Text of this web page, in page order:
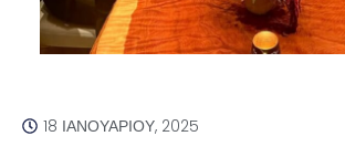
18 ΙΑΝΟΥΑΡΊΟΥ, 2025